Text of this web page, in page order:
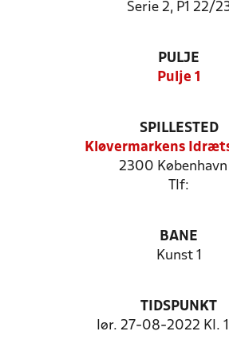
Serie 2, P1 22/
PULJE
Pulje 1
SPILLESTED
Kløvermarkens
2300 København
Tlf:
BANE
Kunst 1
TIDSPUNKT
lør. 27-08-2022 Kl.